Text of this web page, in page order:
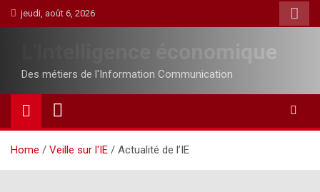
Skip
to
jeudi, août 6, 2026
Des métiers de l'Information Communication
Home Veille sur l'IE Actualité de l’IE